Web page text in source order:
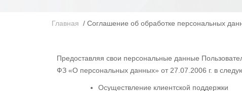
Главная / Соглашение об обработке персональных
Предоставляя свои персональные данные
ФЗ «О персональных данных» от 27.07.2006 г. в
Осуществление клиентской поддержки